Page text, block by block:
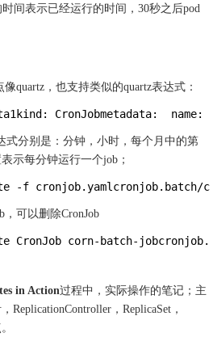
间表示已经运行的时间，30秒之后pod
quartz，也支持类似的quartz表达式：
式分别是：分钟，小时，每个月中的第
示每分钟运行一个job；
-f
可以删除CronJob
CronJob corn-batch-
in Action过程中，实际操作的笔记；主
，ReplicaSet，